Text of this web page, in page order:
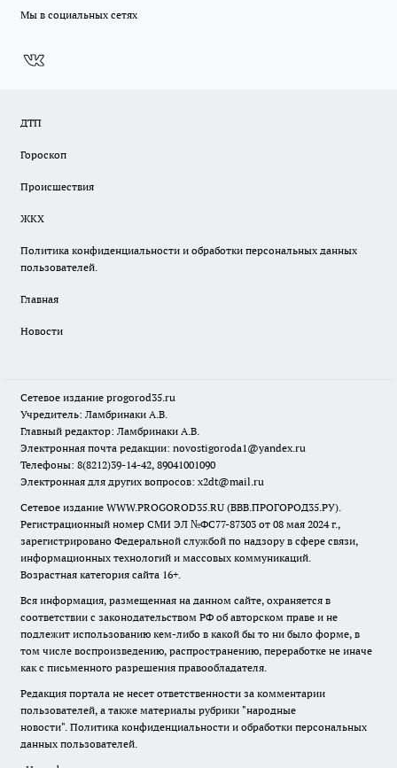
Мы в социальных сетях
ДТП
Гороскоп
Происшествия
ЖКХ
Политика конфиденциальности и обработки персональных данных
пользователей.
Главная
Новости
Сетевое издание progorod35.ru
Учредитель: Ламбринаки А.В.
Главный редактор: Ламбринаки А.В.
Электронная почта редакции: novostigoroda1@yandex.ru
Телефоны: 8(8212)39-14-42, 89041001090
Электронная для других вопросов: x2dt@mail.ru
Сетевое издание WWW.PROGOROD35.RU (ВВВ.ПРОГОРОД35.РУ).
Регистрационный номер СМИ ЭЛ №ФС77-87303 от 08 мая 2024 г.,
зарегистрировано Федеральной службой по надзору в сфере связи,
информационных технологий и массовых коммуникаций.
Возрастная категория сайта 16+.
Вся информация, размещенная на данном сайте, охраняется в
соответствии с законодательством РФ об авторском праве и не
подлежит использованию кем-либо в какой бы то ни было форме, в
том числе воспроизведению, распространению, переработке не иначе
как с письменного разрешения правообладателя.
Редакция портала не несет ответственности за комментарии
пользователей, а также материалы рубрики "народные
новости". Политика конфиденциальности и обработки персональных
данных пользователей.